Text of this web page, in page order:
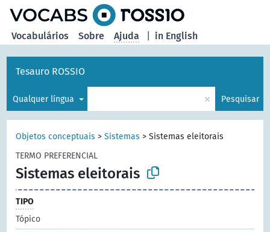
in English
Vocabulários Sobre Ajuda
Tesauro ROSSIO
Qualquer língua × Pesquisar
Objetos conceptuais >Sistemas >Sistemas eleitorais
TERMO PREFERENCIAL
Sistemas eleitorais
TIPO
Tópico